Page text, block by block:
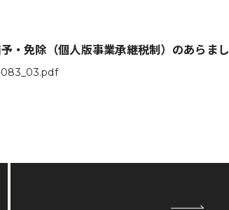
・免除（個人版事業承継税制）のあらまし